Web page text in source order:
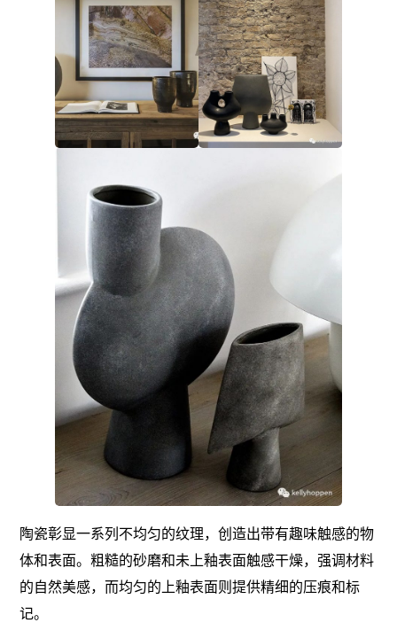
陶瓷彰显一系列不均匀的纹理，创造出带有趣味触感的物
体和表面。粗糙的砂磨和未上釉表面触感干燥，强调材料
的自然美感，而均匀的上釉表面则提供精细的压痕和标
记。